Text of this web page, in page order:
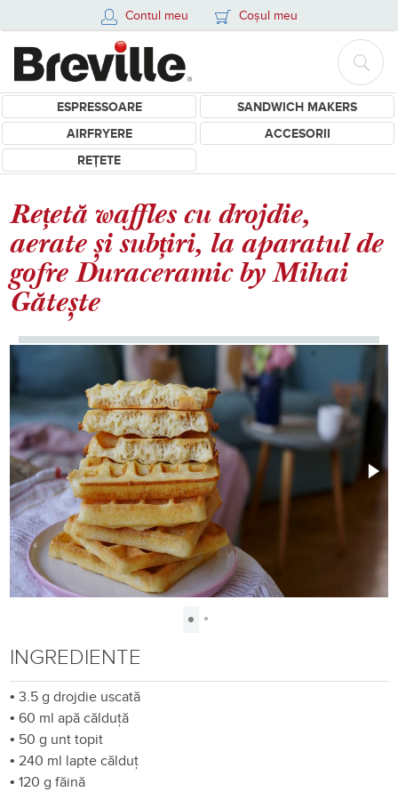
Contul meu Coșul meu
ESPRESSOARE
SANDWICH MAKERS
AIRFRYERE
ACCESORII
REȚETE
Rețetă waffles cu drojdie,
aerate și subțiri, la aparatul de
gofre Duraceramic by Mihai
Gătește
INGREDIENTE
•3.5 g drojdie uscată
•60 ml apă călduță
• 50 g unt topit
• 240 ml lapte călduț
•120 g făină